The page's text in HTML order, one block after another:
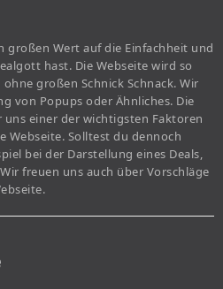
großen Wert auf die Einfachheit und
hast. Die Webseite wird so
großen Schnick Schnack. Wir
von Popups oder Ähnliches. Die
einer der wichtigsten Faktoren
Webseite. Solltest du dennoch
bei der Darstellung eines Deals,
freuen uns auch über Vorschläge